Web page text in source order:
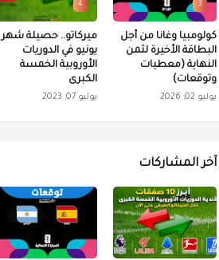
3
كولومبيا وغانا من أجل
البطاقة الأخيرة لثمن
النهاية (معطيات
وتوقعات)
يوليو 02, 2026
4
ميركاتو.. حصيلة شهر
يونيو في الدوريات
الأوروبية الخمسة
الكبرى
يوليو 07, 2023
آخر المشاركات